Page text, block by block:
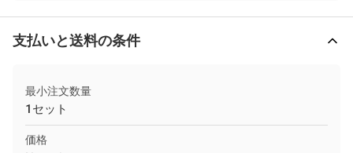
支払いと送料の条件
最小注文数量
1セット
価格